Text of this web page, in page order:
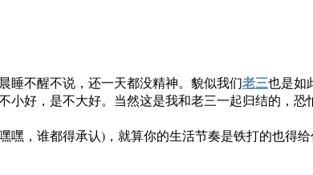
睡不醒不说，还一天都没精神。貌似我们老三也是如
好，是不大好。当然这是我和老三一起归结的，恐
，谁都得承认)，就算你的生活节奏是铁打的也得